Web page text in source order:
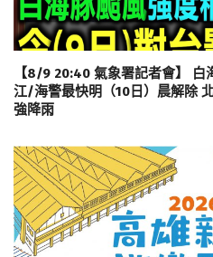
【8/9 20:40 氣象署記者會】 白
江/海警最快明（10日）晨解除
強降雨